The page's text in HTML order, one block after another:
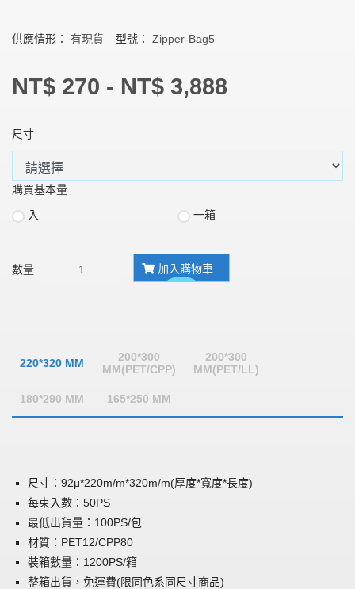
供應情形： 有現貨 型號： Zipper-Bag5
NT$ 270 - NT$ 3,888
尺寸
購買基本量
入
一箱
數量 加入購物車
220*320 MM
200*300
MM(PET/CPP)
200*300
MM(PET/LL)
180*290 MM 165*250 MM
尺寸：92μ*220m/m*320m/m(厚度*寬度*長度)
每束入數：50PS
最低出貨量：100PS/包
材質：PET12/CPP80
裝箱數量：1200PS/箱
整箱出貨，免運費(限同色系同尺寸商品)